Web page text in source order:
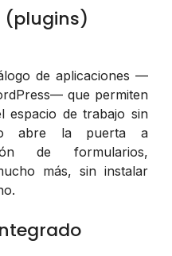
(plugins)
de aplicaciones —
que permiten
espacio de trabajo sin
abre la puerta a
de formularios,
más, sin instalar